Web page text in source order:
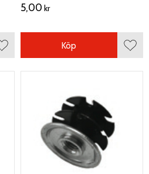
Lägg till i favoriter
5,00 kr
Köp